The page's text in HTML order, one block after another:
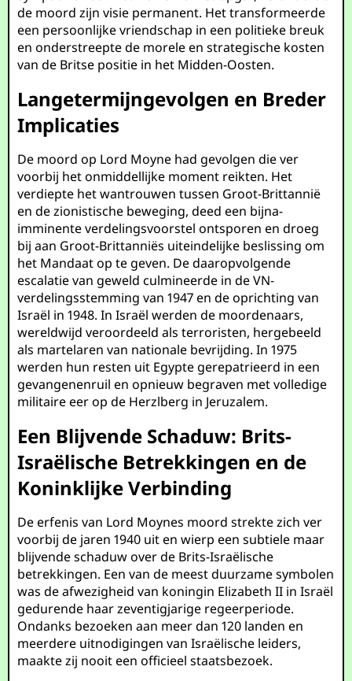
de moord zijn visie permanent. Het transformeerde
een persoonlijke vriendschap in een politieke breuk
en onderstreepte de morele en strategische kosten
van de Britse positie in het Midden-Oosten.
Langetermijngevolgen en Breder
Implicaties
De moord op Lord Moyne had gevolgen die ver
voorbij het onmiddellijke moment reikten. Het
verdiepte het wantrouwen tussen Groot-Brittannië
en de zionistische beweging, deed een bijna-
imminente verdelingsvoorstel ontsporen en droeg
bij aan Groot-Brittanniës uiteindelijke beslissing om
het Mandaat op te geven. De daaropvolgende
escalatie van geweld culmineerde in de VN-
verdelingsstemming van 1947 en de oprichting van
Israël in 1948. In Israël werden de moordenaars,
wereldwijd veroordeeld als terroristen, hergebeeld
als martelaren van nationale bevrijding. In 1975
werden hun resten uit Egypte gerepatrieerd in een
gevangenenruil en opnieuw begraven met volledige
militaire eer op de Herzlberg in Jeruzalem.
Een Blijvende Schaduw: Brits-
Israëlische Betrekkingen en de
Koninklijke Verbinding
De erfenis van Lord Moynes moord strekte zich ver
voorbij de jaren 1940 uit en wierp een subtiele maar
blijvende schaduw over de Brits-Israëlische
betrekkingen. Een van de meest duurzame symbolen
was de afwezigheid van koningin Elizabeth II in Israël
gedurende haar zeventigjarige regeerperiode.
Ondanks bezoeken aan meer dan 120 landen en
meerdere uitnodigingen van Israëlische leiders,
maakte zij nooit een officieel staatsbezoek.